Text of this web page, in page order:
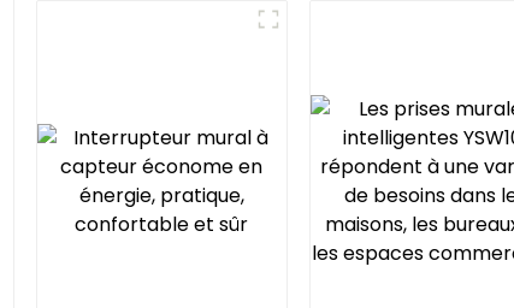
standard, 15 A/20 A
diversifiée, 15 A/